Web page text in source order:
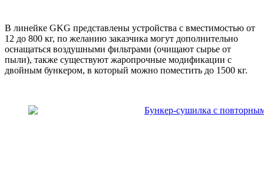
В линейке GKG представлены устройства с вместимостью от
12 до 800 кг, по желанию заказчика могут дополнительно
оснащаться воздушными фильтрами (очищают сырье от
пыли), также существуют жаропрочные модификации с
двойным бункером, в который можно поместить до 1500 кг.